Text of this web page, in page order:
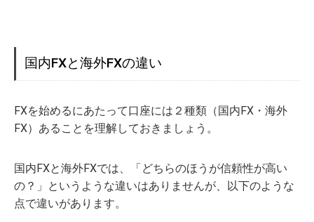
国内FXと海外FXの違い
FXを始めるにあたって口座には２種類（国内FX・海外
FX）あることを理解しておきましょう。
国内FXと海外FXでは、「どちらのほうが信頼性が高い
の？」というような違いはありませんが、以下のような
点で違いがあります。